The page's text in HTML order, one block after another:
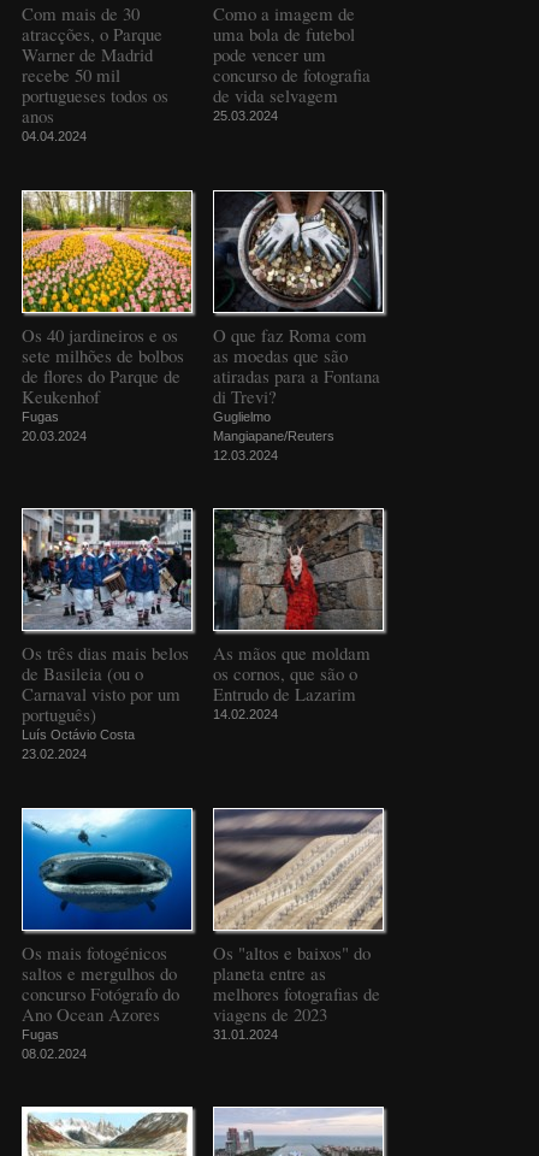
Com mais de 30
atracções, o Parque
Warner de Madrid
recebe 50 mil
portugueses todos os
anos
04.04.2024
Como a imagem de
uma bola de futebol
pode vencer um
concurso de fotografia
de vida selvagem
25.03.2024
Os 40 jardineiros e os
sete milhões de bolbos
de flores do Parque de
Keukenhof
Fugas
20.03.2024
O que faz Roma com
as moedas que são
atiradas para a Fontana
di Trevi?
Guglielmo
Mangiapane/Reuters
12.03.2024
Os três dias mais belos
de Basileia (ou o
Carnaval visto por um
português)
Luís Octávio Costa
23.02.2024
As mãos que moldam
os cornos, que são o
Entrudo de Lazarim
14.02.2024
Os mais fotogénicos
saltos e mergulhos do
concurso Fotógrafo do
Ano Ocean Azores
Fugas
08.02.2024
Os "altos e baixos" do
planeta entre as
melhores fotografias de
viagens de 2023
31.01.2024